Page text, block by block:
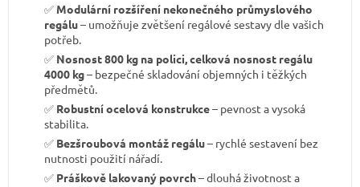
✅ Modulární rozšíření nekonečného průmyslového
regálu– umožňuje zvětšení regálové sestavy dle vašich
potřeb.
✅ Nosnost 800 kg na polici, celková nosnost regálu
4000 kg– bezpečné skladování objemných i těžkých
předmětů.
✅ Robustní ocelová konstrukce– pevnost a vysoká
stabilita.
✅ Bezšroubová montáž regálu– rychlé sestavení bez
nutnosti použití nářadí.
✅ Práškově lakovaný povrch– dlouhá životnost a